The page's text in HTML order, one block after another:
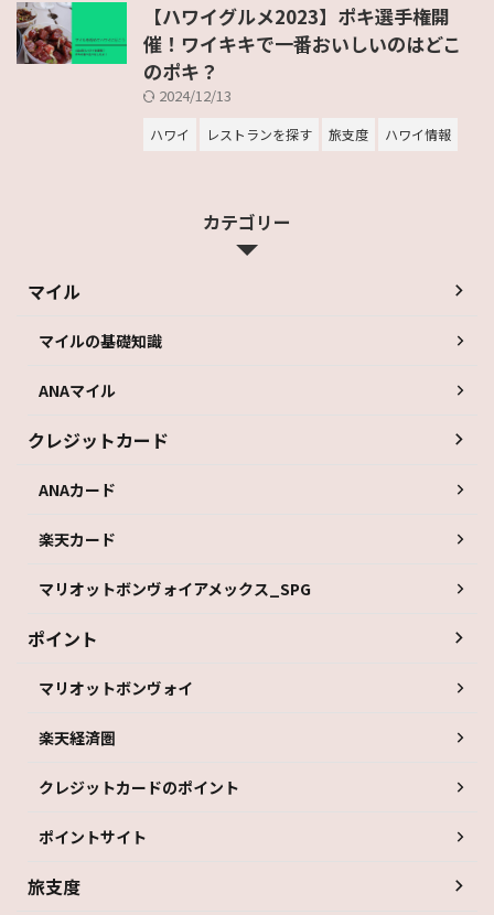
【ハワイグルメ2023】ポキ選手権開
催！ワイキキで一番おいしいのはどこ
のポキ？
2024/12/13
ハワイ レストランを探す 旅支度 ハワイ情報
カテゴリー
マイル
マイルの基礎知識
ANAマイル
クレジットカード
ANAカード
楽天カード
マリオットボンヴォイアメックス_SPG
ポイント
マリオットボンヴォイ
楽天経済圏
クレジットカードのポイント
ポイントサイト
旅支度